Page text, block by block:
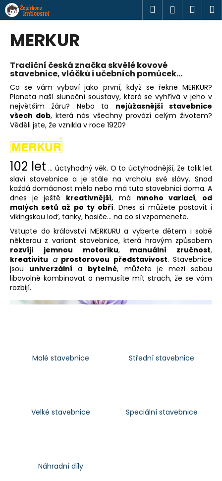
Přejít
na
obsah
Hledat
MERKUR
Tradiční česká značka skvělé kovové
stavebnice, vláčků i učebních pomůcek...
Co se vám vybaví jako první, když se řekne MERKUR?
Planeta naší sluneční soustavy, která se vyhřívá v jeho v
největším žáru? Nebo ta nejúžasnější stavebnice
všech dob, která nás všechny provází celým životem?
Věděli jste, že vznikla v roce 1920?
102 let ... úctyhodný věk. O to úctyhodnější, že tolik let
slaví stavebnice a je stále na vrcholu své slávy. Snad
každá domácnost měla nebo má tuto stavebnici doma. A
dnes je ještě kreativnější, má mnoho variací, od
malých setů až po ty obří. Dnes si můžete postavit i
vikingskou loď, tanky, hasiče... na co si vzpomenete.
Vstupte do království MERKURU a vyberte dětem i sobě
některou z variant stavebnice, která hravým způsobem
rozvíjí jemnou motoriku, manuální zručnost,
kreativitu a prostorovou představivost. Stavebnice
jsou univerzální a bytelné, můžete je mezi sebou
libovolně kombinovat a nemusíte mít strach, že se vám
rozbijí.
Malé stavebnice Střední stavebnice
Velké stavebnice Speciální stavebnice
Náhradní díly
K
o
o
p
o
t
ř
e
b
u
j
e
t
e
n
a
j
í
t
?